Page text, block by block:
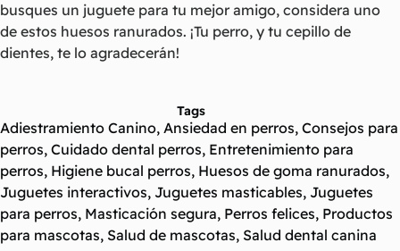
busques un juguete para tu mejor amigo, considera uno
de estos huesos ranurados. ¡Tu perro, y tu cepillo de
dientes, te lo agradecerán!
Tags
Adiestramiento Canino, Ansiedad en perros, Consejos para
perros, Cuidado dental perros, Entretenimiento para
perros, Higiene bucal perros, Huesos de goma ranurados,
Juguetes interactivos, Juguetes masticables, Juguetes
para perros, Masticación segura, Perros felices, Productos
para mascotas, Salud de mascotas, Salud dental canina